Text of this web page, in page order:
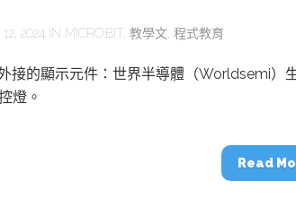
2024 IN MICRO:BIT 教學文 程式教育
接的顯示元件：世界半導體（Worldsemi）
燈。
Read